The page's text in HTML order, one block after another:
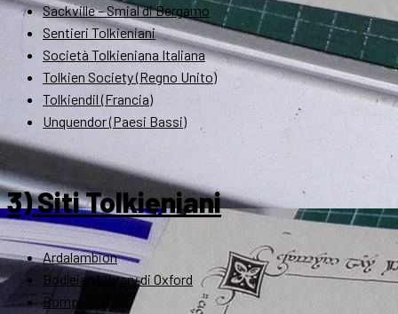
Sackville – Smial di Bergamo
Sentieri Tolkieniani
Società Tolkieniana Italiana
Tolkien Society (Regno Unito)
Tolkiendil (Francia)
Unquendor (Paesi Bassi)
3) Siti Tolkieniani
Ardalambion
Bodleian Library di Oxford
Bompiani